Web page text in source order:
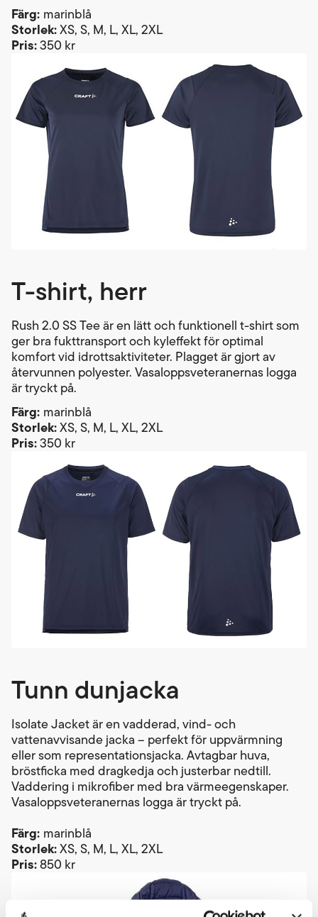
Färg: marinblå
Storlek:XS, S, M, L, XL, 2XL
Pris:350 kr
T-shirt, herr
Rush 2.0 SS Tee är en lätt och funktionell t-shirt som
ger bra fukttransport och kyleffekt för optimal
komfort vid idrottsaktiviteter. Plagget är gjort av
återvunnen polyester. Vasaloppsveteranernas logga
är tryckt på.
Färg: marinblå
Storlek:XS, S, M, L, XL, 2XL
Pris:350 kr
Tunn dunjacka
Isolate Jacket är en vadderad, vind- och
vattenavvisande jacka – perfekt för uppvärmning
eller som representationsjacka. Avtagbar huva,
bröstficka med dragkedja och justerbar nedtill.
Vaddering i mikrofiber med bra värmeegenskaper.
Vasaloppsveteranernas logga är tryckt på.
Färg: marinblå
Storlek:XS, S, M, L, XL, 2XL
Pris:850 kr